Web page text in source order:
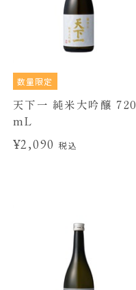
数量限定
天下一 純米大吟醸 720
mL
¥2,090税込